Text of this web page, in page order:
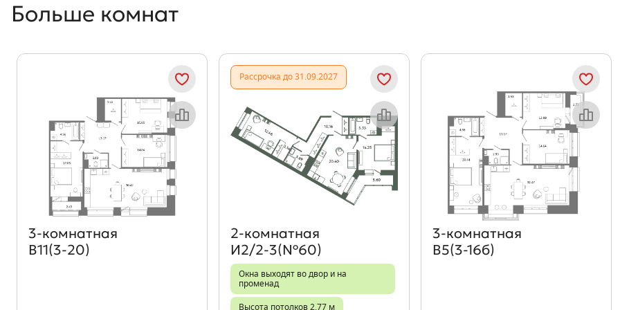
Больше комнат
Объект месяца
3‑комнатная
В11(3-20)
Рассрочка до 31.09.2027
Объект месяца
2‑комнатная
И2/2-3(№60)
Окна выходят во двор и на
променад
Высота потолков 2,77 м
Объект месяца
3‑комнатная
В5(3-16б)